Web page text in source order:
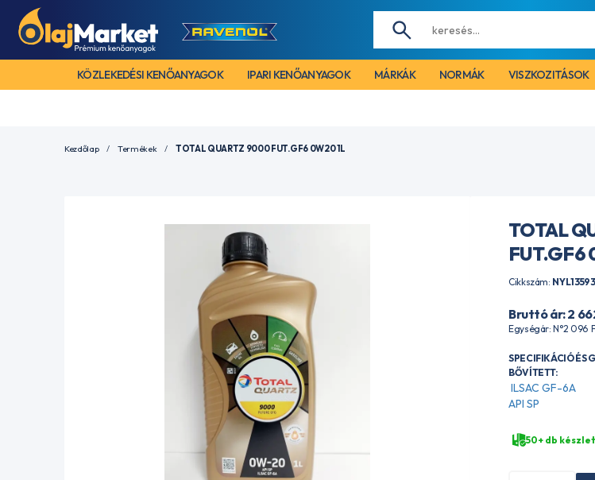
KÖZLEKEDÉSI KENŐANYAGOK IPARI KENŐANYAGOK MÁRKÁK NORMÁK VISZKOZITÁSOK
Kezdőlap Termékek TOTAL QUARTZ 9000 FUT.GF6 0W20 1L
TOTAL
FUT.GF6
Cikkszám: NYL13593
Bruttó ár: 2
Egységár: N°2 096
SPECIFIKÁCIÓ ÉS
BŐVÍTETT:
ILSAC GF-6A
API SP
50+ db